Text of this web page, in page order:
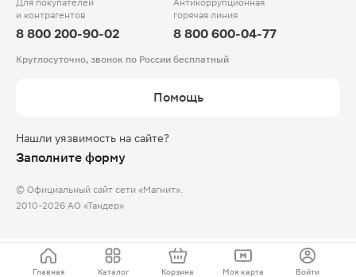
и контрагентов
8 800 200-90-02
горячая линия
8 800 600-04-77
Круглосуточно, звонок по России бесплатный
Помощь
Нашли уязвимость на сайте?
Заполните форму
© Официальный сайт сети «Магнит».
2010-2026 АО «Тандер»
Главная Каталог Корзина Моя карта Войти